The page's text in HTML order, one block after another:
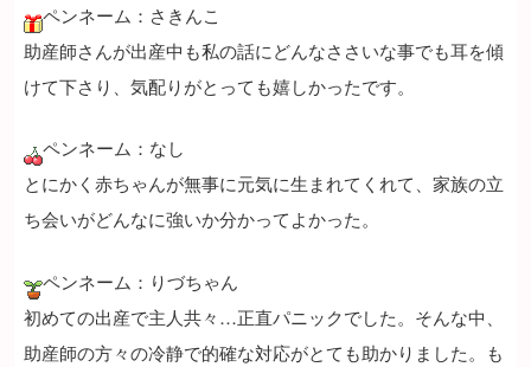
ペンネーム：さきんこ
助産師さんが出産中も私の話にどんなささいな事でも耳を傾
けて下さり、気配りがとっても嬉しかったです。
ペンネーム：なし
とにかく赤ちゃんが無事に元気に生まれてくれて、家族の立
ち会いがどんなに強いか分かってよかった。
ペンネーム：りづちゃん
初めての出産で主人共々…正直パニックでした。そんな中、
助産師の方々の冷静で的確な対応がとても助かりました。も